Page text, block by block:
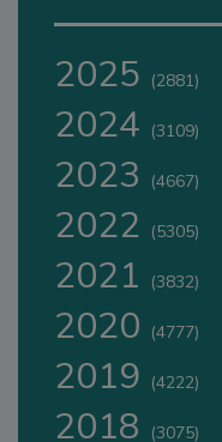
2025 (2881)
2024 (3109)
2023 (4667)
2022 (5305)
2021 (3832)
2020 (4777)
2019 (4222)
2018 (3075)